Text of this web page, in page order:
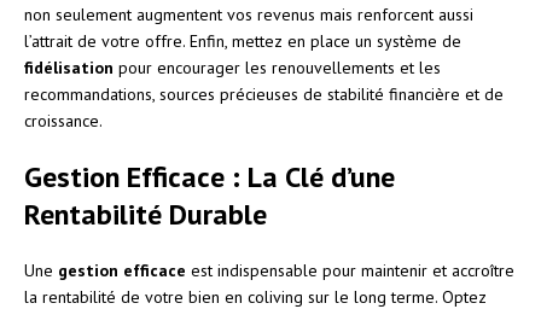
non seulement augmentent vos revenus mais renforcent aussi
l’attrait de votre offre. Enfin, mettez en place un système de
fidélisation pour encourager les renouvellements et les
recommandations, sources précieuses de stabilité financière et de
croissance.
Gestion Efficace : La Clé d’une
Rentabilité Durable
Une gestion efficace est indispensable pour maintenir et accroître
la rentabilité de votre bien en coliving sur le long terme. Optez